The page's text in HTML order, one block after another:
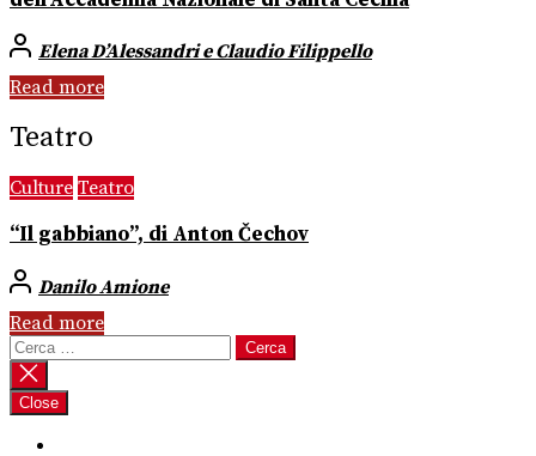
Elena D’Alessandri e Claudio Filippello
Read more
Teatro
Culture Teatro
“Il gabbiano”, di Anton Čechov
Danilo Amione
Read more
Ricerca
per:
Close